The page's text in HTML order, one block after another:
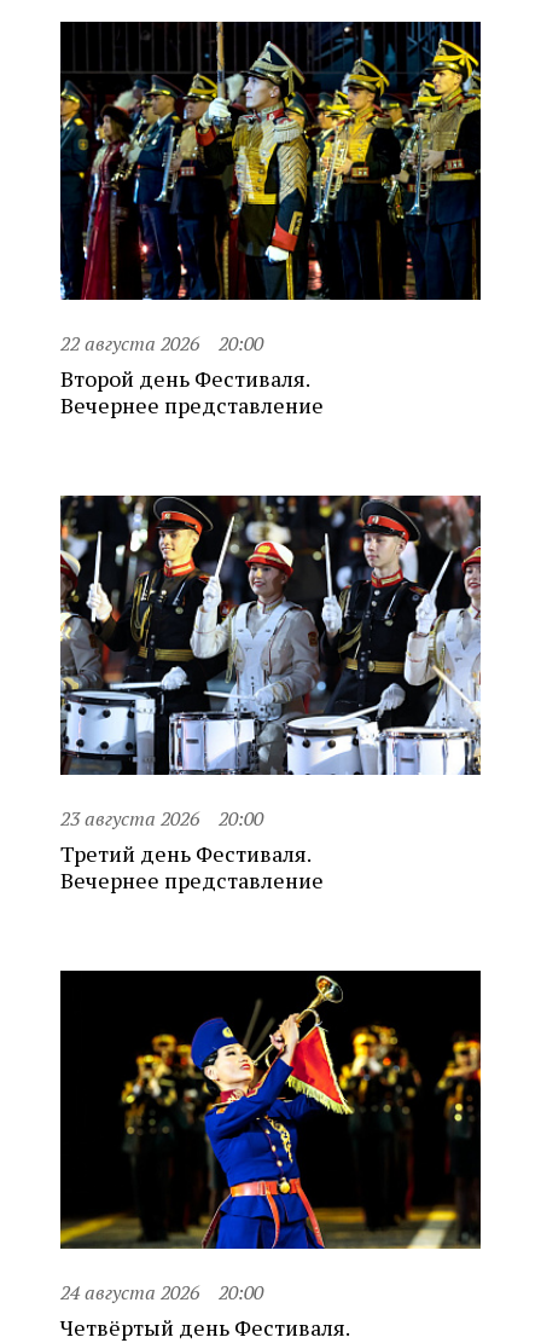
22 августа 2026 20:00
Второй день Фестиваля.
Вечернее представление
23 августа 2026 20:00
Третий день Фестиваля.
Вечернее представление
24 августа 2026 20:00
Четвёртый день Фестиваля.